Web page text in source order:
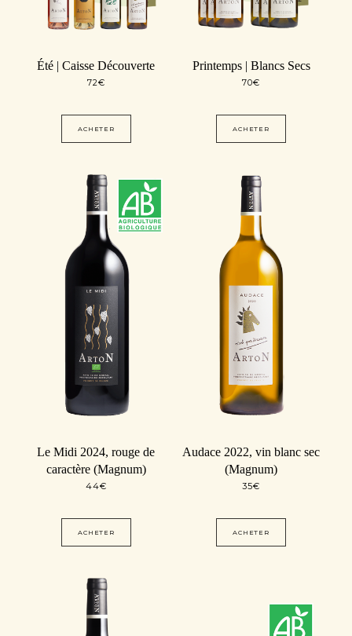
Été | Caisse Découverte
72€
ACHETER
Printemps | Blancs Secs
70€
ACHETER
Le Midi 2024, rouge de
caractère (Magnum)
44€
ACHETER
Audace 2022, vin blanc sec
(Magnum)
35€
ACHETER